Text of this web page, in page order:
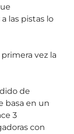
las pistas lo
vez la
de
basa en un
3
con